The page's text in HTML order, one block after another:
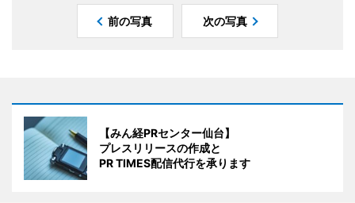
前の写真 次の写真
【みん経PRセンター仙台】
プレスリリースの作成と
PR TIMES配信代行を承ります